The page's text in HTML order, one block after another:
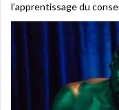
l’apprentissage du